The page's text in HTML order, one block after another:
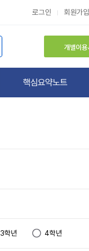
로그인 회원가입
3학년 4학년